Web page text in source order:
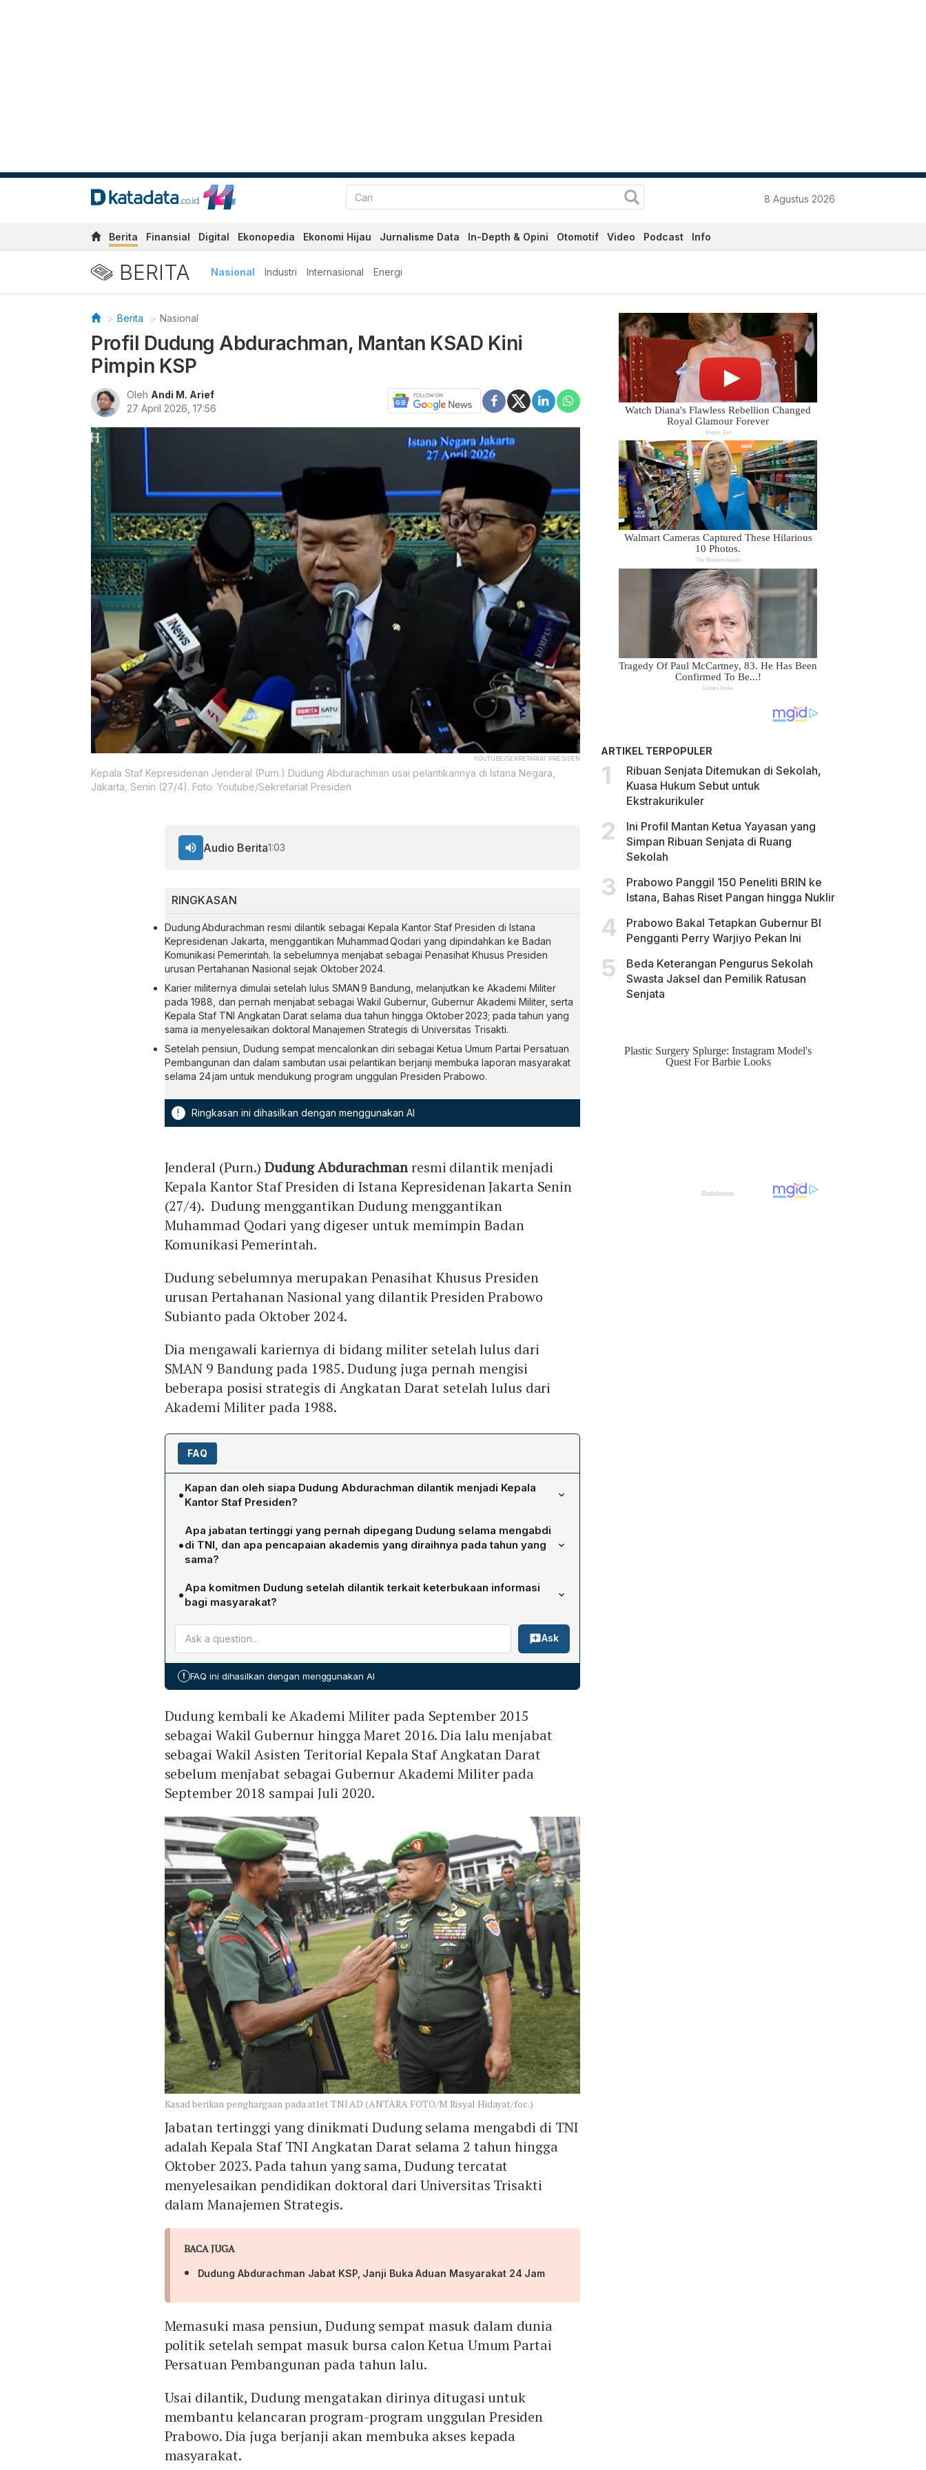
8 Agustus 2026
Berita Finansial Digital Ekonopedia Ekonomi Hijau Jurnalisme Data In-Depth & Opini Otomotif Video Podcast Info
BERITA Nasional Industri Internasional Energi
Berita Nasional
Profil Dudung Abdurachman, Mantan KSAD Kini
Pimpin KSP
Oleh Andi M. Arief
27 April 2026, 17:56
YOUTUBE/SEKRETARIAT PRESIDEN
Kepala Staf Kepresidenan Jenderal (Purn.) Dudung Abdurachman usai pelantikannya di Istana Negara,
Jakarta, Senin (27/4). Foto: Youtube/Sekretariat Presiden
RINGKASAN
Dudung Abdurachman resmi dilantik sebagai Kepala Kantor Staf Presiden di Istana
Kepresidenan Jakarta, menggantikan Muhammad Qodari yang dipindahkan ke Badan
Komunikasi Pemerintah. Ia sebelumnya menjabat sebagai Penasihat Khusus Presiden
urusan Pertahanan Nasional sejak Oktober 2024.
Karier militernya dimulai setelah lulus SMAN 9 Bandung, melanjutkan ke Akademi Militer
pada 1988, dan pernah menjabat sebagai Wakil Gubernur, Gubernur Akademi Militer, serta
Kepala Staf TNI Angkatan Darat selama dua tahun hingga Oktober 2023; pada tahun yang
sama ia menyelesaikan doktoral Manajemen Strategis di Universitas Trisakti.
Setelah pensiun, Dudung sempat mencalonkan diri sebagai Ketua Umum Partai Persatuan
Pembangunan dan dalam sambutan usai pelantikan berjanji membuka laporan masyarakat
selama 24 jam untuk mendukung program unggulan Presiden Prabowo.
! Ringkasan ini dihasilkan dengan menggunakan AI
Audio Berita1:03
Jenderal (Purn.) Dudung Abdurachmanresmi dilantik menjadi
Kepala Kantor Staf Presiden di Istana Kepresidenan Jakarta Senin
(27/4). Dudung menggantikan Dudung menggantikan
Muhammad Qodari yang digeser untuk memimpin Badan
Komunikasi Pemerintah.
Dudung sebelumnya merupakan Penasihat Khusus Presiden
urusan Pertahanan Nasional yang dilantik Presiden Prabowo
Subianto pada Oktober 2024.
Dia mengawali kariernya di bidang militer setelah lulus dari
SMAN 9 Bandung pada 1985. Dudung juga pernah mengisi
beberapa posisi strategis di Angkatan Darat setelah lulus dari
Akademi Militer pada 1988.
FAQ
•Kapan dan oleh siapa Dudung Abdurachman dilantik menjadi Kepala
Kantor Staf Presiden?
Dudung Abdurachman dilantik pada Senin, 27 April 2024 oleh Presiden Prabowo
Subianto di Istana Kepresidenan Jakarta.
•
Apa jabatan tertinggi yang pernah dipegang Dudung selama mengabdi
di TNI, dan apa pencapaian akademis yang diraihnya pada tahun yang
sama?
Jabatan tertinggi Dudung adalah Kepala Staf TNI Angkatan Darat, yang ia duduki
selama dua tahun hingga Oktober 2023. Pada tahun yang sama, ia menyelesaikan
pendidikan doktoral di Universitas Trisakti dengan fokus Manajemen Strategis.
•Apa komitmen Dudung setelah dilantik terkait keterbukaan informasi
bagi masyarakat?
Setelah dilantik, Dudung berjanji akan membuka akses laporan masyarakat selama
24 jam, guna mempermudah partisipasi publik dalam program-program unggulan
Presiden Prabowo.
Ask
! FAQ ini dihasilkan dengan menggunakan AI
Dudung kembali ke Akademi Militer pada September 2015
sebagai Wakil Gubernur hingga Maret 2016. Dia lalu menjabat
sebagai Wakil Asisten Teritorial Kepala Staf Angkatan Darat
sebelum menjabat sebagai Gubernur Akademi Militer pada
September 2018 sampai Juli 2020.
Kasad berikan penghargaan pada atlet TNI AD (ANTARA FOTO/M Risyal Hidayat/foc.)
Jabatan tertinggi yang dinikmati Dudung selama mengabdi di TNI
adalah Kepala Staf TNI Angkatan Darat selama 2 tahun hingga
Oktober 2023. Pada tahun yang sama, Dudung tercatat
menyelesaikan pendidikan doktoral dari Universitas Trisakti
dalam Manajemen Strategis.
BACA JUGA
Dudung Abdurachman Jabat KSP, Janji Buka Aduan Masyarakat 24 Jam
Memasuki masa pensiun, Dudung sempat masuk dalam dunia
politik setelah sempat masuk bursa calon Ketua Umum Partai
Persatuan Pembangunan pada tahun lalu.
Usai dilantik, Dudung mengatakan dirinya ditugasi untuk
membantu kelancaran program-program unggulan Presiden
Prabowo. Dia juga berjanji akan membuka akses kepada
masyarakat.
ARTIKEL TERPOPULER
Ribuan Senjata Ditemukan di Sekolah,
Kuasa Hukum Sebut untuk
Ekstrakurikuler
Ini Profil Mantan Ketua Yayasan yang
Simpan Ribuan Senjata di Ruang
Sekolah
Prabowo Panggil 150 Peneliti BRIN ke
Istana, Bahas Riset Pangan hingga Nuklir
Prabowo Bakal Tetapkan Gubernur BI
Pengganti Perry Warjiyo Pekan Ini
Beda Keterangan Pengurus Sekolah
Swasta Jaksel dan Pemilik Ratusan
Senjata